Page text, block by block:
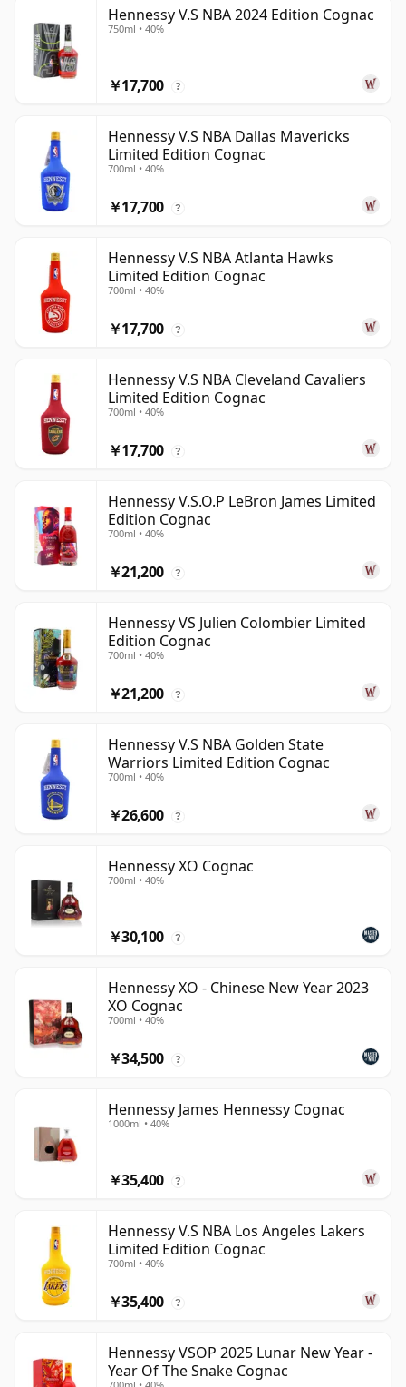
Hennessy V.S NBA 2024 Edition Cognac
750ml • 40%
￥17,700 ?
Hennessy V.S NBA Dallas Mavericks
Limited Edition Cognac
700ml • 40%
￥17,700 ?
Hennessy V.S NBA Atlanta Hawks
Limited Edition Cognac
700ml • 40%
￥17,700 ?
Hennessy V.S NBA Cleveland Cavaliers
Limited Edition Cognac
700ml • 40%
￥17,700 ?
Hennessy V.S.O.P LeBron James Limited
Edition Cognac
700ml • 40%
￥21,200 ?
Hennessy VS Julien Colombier Limited
Edition Cognac
700ml • 40%
￥21,200 ?
Hennessy V.S NBA Golden State
Warriors Limited Edition Cognac
700ml • 40%
￥26,600 ?
Hennessy XO Cognac
700ml • 40%
￥30,100 ?
Hennessy XO - Chinese New Year 2023
XO Cognac
700ml • 40%
￥34,500 ?
Hennessy James Hennessy Cognac
1000ml • 40%
￥35,400 ?
Hennessy V.S NBA Los Angeles Lakers
Limited Edition Cognac
700ml • 40%
￥35,400 ?
Hennessy VSOP 2025 Lunar New Year -
Year Of The Snake Cognac